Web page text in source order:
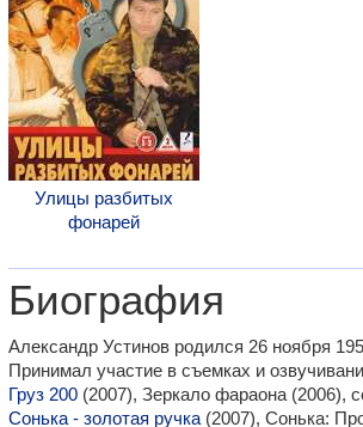
Улицы разбитых
фонарей
Биография
Александр Устинов родился 26 ноября
Принимал участие в съемках и
Груз 200 (2007), Зеркало фараона (2006),
Сонька - золотая ручка (2007), Сонька: